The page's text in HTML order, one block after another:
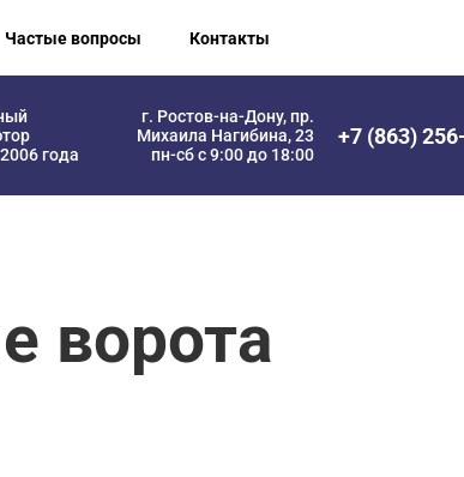
Частые вопросы Контакты
года
г. Ростов-на-Дону, пр.
Михаила Нагибина, 23
пн-сб с 9:00 до 18:00
+7 (863)
ворота